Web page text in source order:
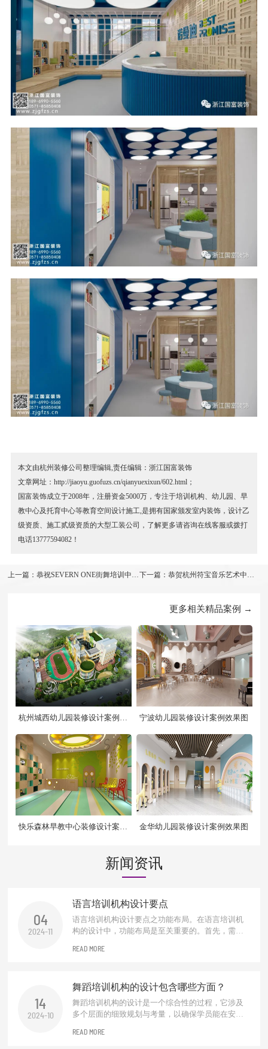
本文由杭州装修公司整理编辑,责任编辑：浙江国富装饰
文章网址：http://jiaoyu.guofuzs.cn/qianyuexixun/602.html；
国富装饰成立于2008年，注册资金5000万，专注于培训机构、幼儿园、早
教中心及托育中心等教育空间设计施工,是拥有国家颁发室内装饰，设计乙
级资质、施工贰级资质的大型工装公司，了解更多请咨询在线客服或拨打
电话13777594082！
上一篇：恭祝​SEVERN ONE街舞培训中心下一篇：恭贺杭州符宝音乐艺术中心
更多相关精品案例 →
杭州城西幼儿园装修设计案例效
宁波幼儿园装修设计案例效果图
快乐森林早教中心装修设计案例
金华幼儿园装修设计案例效果图
新闻资讯
04
2024-11
语言培训机构设计要点
语言培训机构设计要点之功能布局。在语言培训机
构的设计中，功能布局是至关重要的。首先，需要
教学区应配备先进的教学设备和舒适的座椅，以营
可设置圆桌或吧台式座椅，促进学员之间...
READ MORE
14
2024-10
舞蹈培训机构的设计包含哪些方面？
舞蹈培训机构的设计是一个综合性的过程，它涉及
多个层面的细致规划与考量，以确保学员能在安
下是该设计过程涵盖的主要方面：空间规划与布
READ MORE